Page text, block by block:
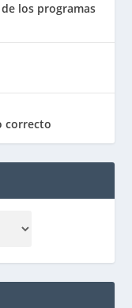
los programas
correcto